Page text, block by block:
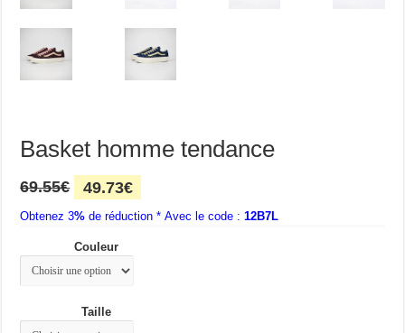
Basket homme tendance
69.55€
Le
prix
initial
69.55€.
49.73€
prix
actuel
Obtenez 3% de réduction * Avec le code :12B7L
Couleur
Taille